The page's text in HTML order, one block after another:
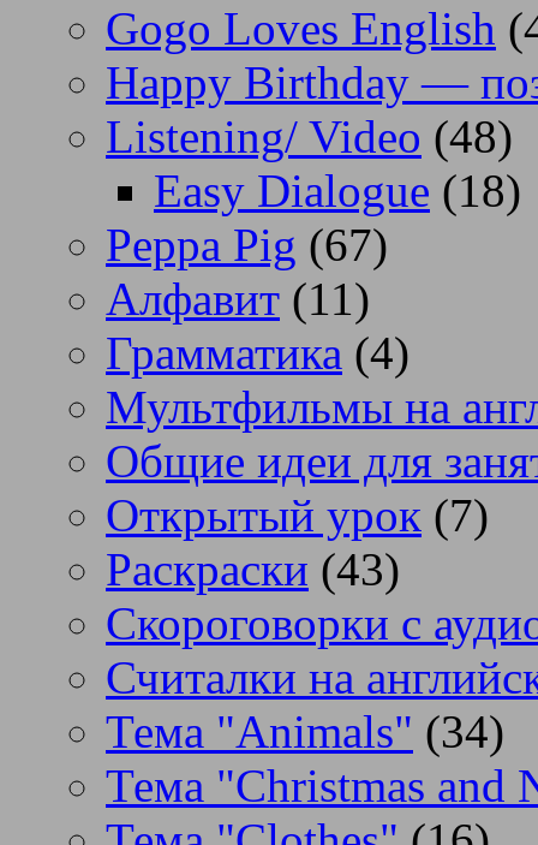
Gogo Loves English
Happy Birthday —
Listening/ Video (48)
Easy Dialogue (18)
Peppa Pig (67)
Алфавит (11)
Грамматика (4)
Мультфильмы на
Общие идеи для
Открытый урок (7)
Раскраски (43)
Скороговорки с
Считалки на
Тема "Animals" (34)
Тема "Christmas and